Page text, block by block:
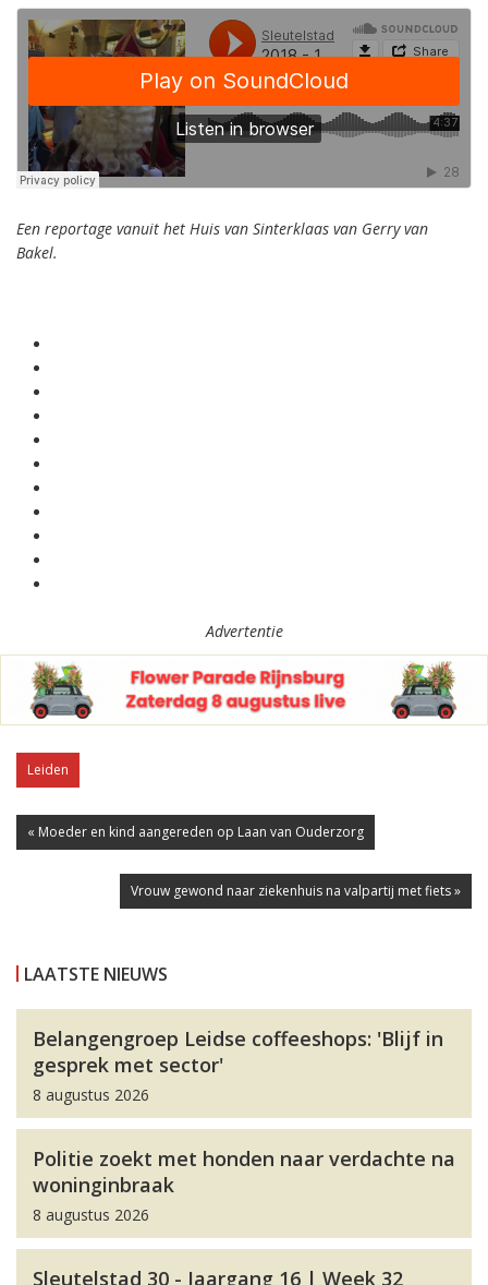
Een reportage vanuit het Huis van Sinterklaas van Gerry van
Bakel.
Advertentie
Leiden
« Moeder en kind aangereden op Laan van Ouderzorg
Vrouw gewond naar ziekenhuis na valpartij met fiets »
LAATSTE NIEUWS
Belangengroep Leidse coffeeshops: 'Blijf in
gesprek met sector'
8 augustus 2026
Politie zoekt met honden naar verdachte na
woninginbraak
8 augustus 2026
Sleutelstad 30 - Jaargang 16 | Week 32